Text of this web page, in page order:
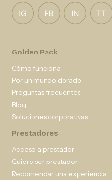
Golden Pack
Cómo funciona
Por un mundo dorado
Preguntas frecuentes
Blog
Soluciones corporativas
Prestadores
Acceso a prestador
Quiero ser prestador
Recomendar una experiencia